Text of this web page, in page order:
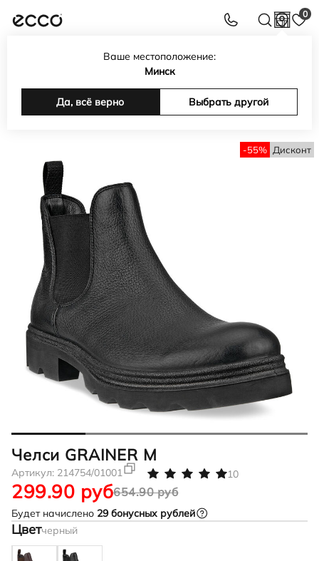
0
Ваше местоположение:
Минск
Да, всё верно Выбрать другой
Интернет-магазин обуви, сумок, аксессуаров ECCO в
Мужская обувь
Челси мужские
Челси GRAINER M
-55% Дисконт
Челси GRAINER M
Артикул: 214754/01001 10
654.90 руб
299.90 руб
Будет начислено 29бонусных рублей
Цветчерный